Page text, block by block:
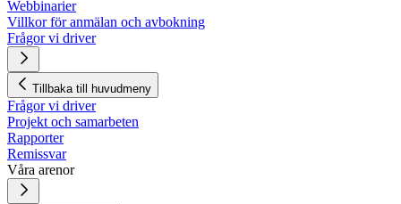
Webbinarier
Villkor för anmälan och avbokning
Frågor vi driver
Tillbaka till huvudmeny
Frågor vi driver
Projekt och samarbeten
Rapporter
Remissvar
Våra arenor